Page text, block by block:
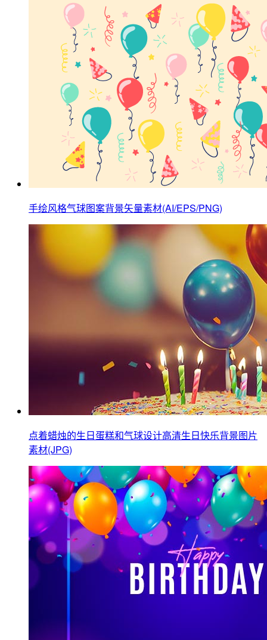
手绘风格气球图案背景矢量素材(AI/EPS/PNG)
点着蜡烛的生日蛋糕和气球设计高清生日快乐背景图片
素材(JPG)